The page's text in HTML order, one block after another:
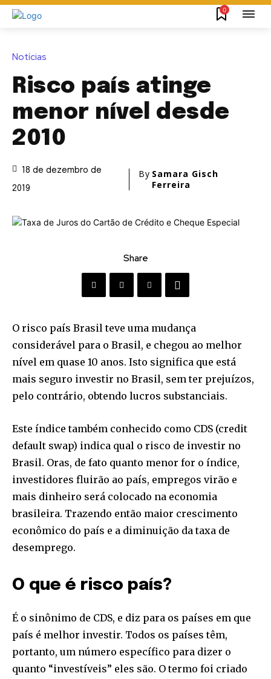
0
Notícias
Risco país atinge
menor nível desde
2010
18 de dezembro de
2019
By Samara Gisch
Ferreira
Share
O risco país Brasil teve uma mudança
considerável para o Brasil, e chegou ao melhor
nível em quase 10 anos. Isto significa que está
mais seguro investir no Brasil, sem ter prejuízos,
pelo contrário, obtendo lucros substanciais.
Este índice também conhecido como CDS (credit
default swap) indica qual o risco de investir no
Brasil. Oras, de fato quanto menor for o índice,
investidores fluirão ao país, empregos virão e
mais dinheiro será colocado na economia
brasileira. Trazendo então maior crescimento
econômico do país e a diminuição da taxa de
desemprego.
O que é risco país?
É o sinônimo de CDS, e diz para os países em que
país é melhor investir. Todos os países têm,
portanto, um número específico para dizer o
quanto “investíveis” eles são. O termo foi criado